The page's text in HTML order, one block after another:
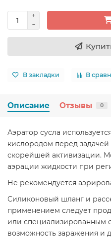
В закладки В
Описание Отзывы 0
Аэратор сусла
кислородом перед
скорейшей активизации.
аэрации жидкости при
Не рекомендуется
Силиконовый шланг и
применением следует
или специализированным
возможность заражения и